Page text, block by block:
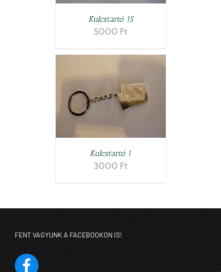
Kulcstartó 15
5000 Ft
Kulcstartó 1
3000 Ft
FENT VAGYUNK A FACEBOOKON IS!